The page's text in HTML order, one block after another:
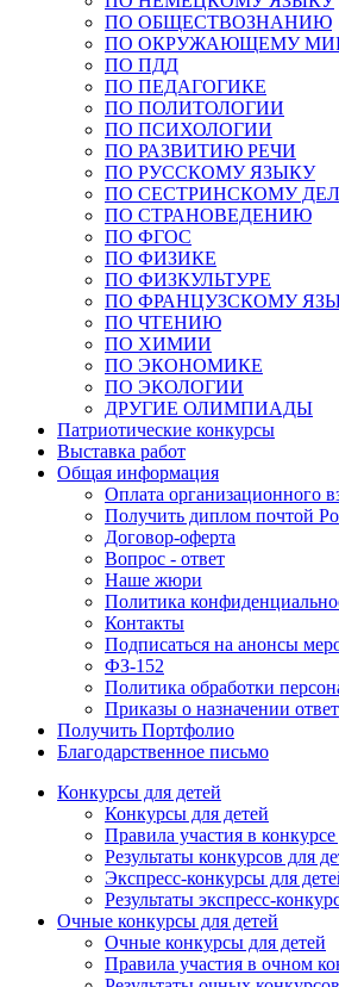
ПО ОБЩЕСТВОЗНАНИЮ
ПО ОКРУЖАЮЩЕМУ
ПО ПДД
ПО ПЕДАГОГИКЕ
ПО ПОЛИТОЛОГИИ
ПО ПСИХОЛОГИИ
ПО РАЗВИТИЮ РЕЧИ
ПО РУССКОМУ ЯЗЫКУ
ПО СЕСТРИНСКОМУ
ПО СТРАНОВЕДЕНИЮ
ПО ФГОС
ПО ФИЗИКЕ
ПО ФИЗКУЛЬТУРЕ
ПО ФРАНЦУЗСКОМУ
ПО ЧТЕНИЮ
ПО ХИМИИ
ПО ЭКОНОМИКЕ
ПО ЭКОЛОГИИ
ДРУГИЕ ОЛИМПИАДЫ
Патриотические конкурсы
Выставка работ
Общая информация
Оплата организационного
Получить диплом почтой
Договор-оферта
Вопрос - ответ
Наше жюри
Политика
Контакты
Подписаться на анонсы
ФЗ-152
Политика обработки
Приказы о назначении
Получить Портфолио
Благодарственное письмо
Конкурсы для детей
Конкурсы для детей
Правила участия в конкурсе
Результаты конкурсов для
Экспресс-конкурсы для
Результаты экспресс-
Очные конкурсы для детей
Очные конкурсы для детей
Правила участия в очном